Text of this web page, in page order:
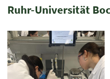
Ruhr-Universität